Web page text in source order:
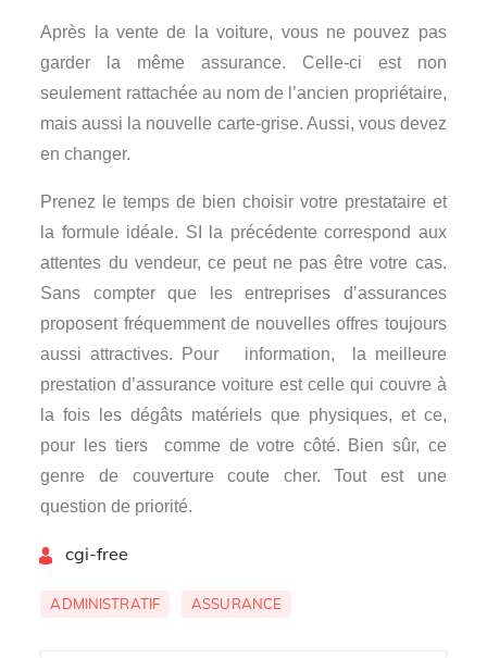
Après la vente de la voiture, vous ne pouvez pas
garder la même assurance. Celle-ci est non
seulement rattachée au nom de l’ancien propriétaire,
mais aussi la nouvelle carte-grise. Aussi, vous devez
en changer.
Prenez le temps de bien choisir votre prestataire et
la formule idéale. SI la précédente correspond aux
attentes du vendeur, ce peut ne pas être votre cas.
Sans compter que les entreprises d’assurances
proposent fréquemment de nouvelles offres toujours
aussi attractives. Pour
information,
la meilleure
prestation d’assurance voiture est celle qui couvre à
la fois les dégâts matériels que physiques, et ce,
pour les tiers
comme de votre côté. Bien sûr, ce
genre de couverture coute cher. Tout est une
question de priorité.
cgi-free
ADMINISTRATIF ASSURANCE